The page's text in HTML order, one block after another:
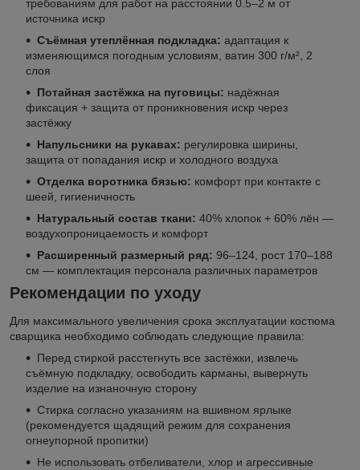
требованиям для работ на расстоянии 0.5–2 м от
источника искр
Съёмная утеплённая подкладка: адаптация к
изменяющимся погодным условиям, ватин 300 г/м², 2
слоя
Потайная застёжка на пуговицы: надёжная
фиксация + защита от проникновения искр через
застёжку
Напульсники на рукавах: регулировка ширины,
защита от попадания искр и холодного воздуха
Отделка воротника бязью: комфорт при контакте с
шеей, гигиеничность
Натуральный состав ткани: 40% хлопок + 60% лён —
воздухопроницаемость и комфорт
Расширенный размерный ряд: 96–124, рост 170–188
см — комплектация персонала различных параметров
Рекомендации по уходу
Для максимального увеличения срока эксплуатации костюма
сварщика необходимо соблюдать следующие правила:
Перед стиркой расстегнуть все застёжки, извлечь
съёмную подкладку, освободить карманы, вывернуть
изделие на изнаночную сторону
Стирка согласно указаниям на вшивном ярлыке
(рекомендуется щадящий режим для сохранения
огнеупорной пропитки)
Не использовать отбеливатели, хлор и агрессивные